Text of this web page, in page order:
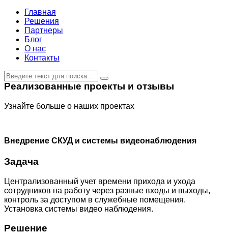
Главная
Решения
Партнеры
Блог
О нас
Контакты
Реализованные проекты и отзывы
Узнайте больше о наших проектах
Внедрение СКУД и системы видеонаблюдения
Задача
Централизованный учет времени прихода и ухода
сотрудников на работу через разные входы и выходы,
контроль за доступом в служебные помещения.
Установка системы видео наблюдения.
Решение